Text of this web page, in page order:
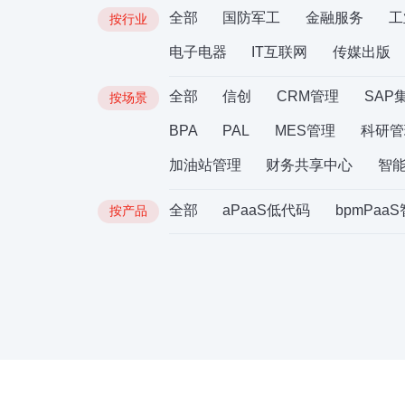
按行业 全部 国防军工 金融服务
电子电器 IT互联网 传媒出版
按场景 全部 信创 CRM管理 SAP
BPA PAL MES管理 科研
加油站管理 财务共享中心 智
按产品 全部 aPaaS低代码 bpmPaaS